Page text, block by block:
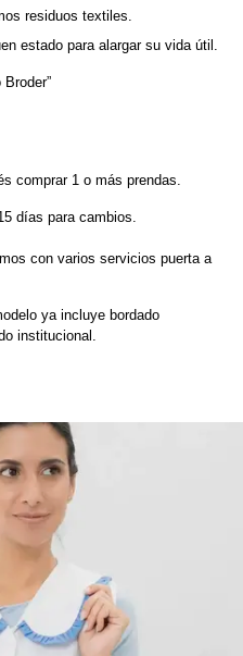
residuos textiles.
estado para alargar su vida útil.
comprar 1 o más prendas.
días para cambios.
con varios servicios puerta a
ya incluye bordado
institucional.